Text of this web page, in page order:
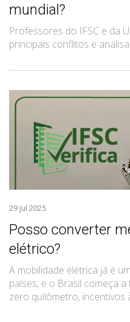
mundial?
Professores do IFSC e da
principais conflitos e
29 jul 2025
Posso converter
elétrico?
A mobilidade elétrica já é
países, e o Brasil começa
zero quilômetro, incentivos